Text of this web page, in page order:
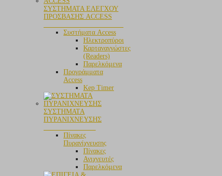
ΣΥΣΤΗΜΑΤΑ ΕΛΕΓΧΟΥ
ΠΡΟΣΒΑΣΗΣ ACCESS
Συστήματα Access
Ηλεκτροπύροι
Καρταναγνώστες
(Readers)
Παρελκόμενα
Προγράμματα
Access
Kep Timer
ΣΥΣΤΗΜΑΤΑ
ΠΥΡΑΝΙΧΝΕΥΣΗΣ
Πίνακες
Πυρανίχνευσης
Πίνακες
Ανιχνευτές
Παρελκόμενα